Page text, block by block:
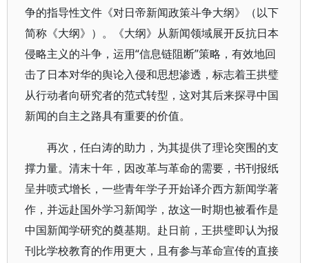
争的指导性文件《对日帝新闻政策斗争大纲》（以下
简称《大纲》）。《大纲》从新闻领域展开反抗日本
侵略主义的斗争，运用“信息链阻断”策略，有效地回
击了日本对华的舆论入侵和思想渗透，标志着王拱璧
从行动者向研究者的范式转型，这对其后来探寻中国
新闻的自主之路具有重要的价值。
再次，任白涛的助力，为其提供了理论突围的支
撑力量。清末十年，因改革与革命的需要，书刊报纸
呈井喷式增长，一些青年学子开始译介西方新闻学著
作，并远赴国外学习新闻学，故这一时期也被看作是
中国新闻学研究的奠基期。赴日前，王拱璧即认为报
刊比学校教育的作用更大，且有参与革命宣传的直接